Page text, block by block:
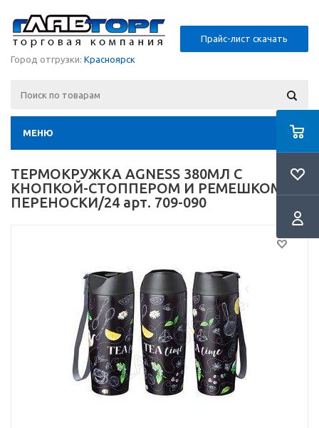
Прайс-лист скачать
Город отгрузки: Красноярск
МЕНЮ
ТЕРМОКРУЖКА AGNESS 380МЛ С
КНОПКОЙ-СТОППЕРОМ И РЕМЕШКОМ Д/
ПЕРЕНОСКИ/24 арт. 709-090